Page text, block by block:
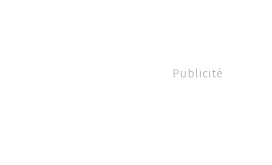
Publicité